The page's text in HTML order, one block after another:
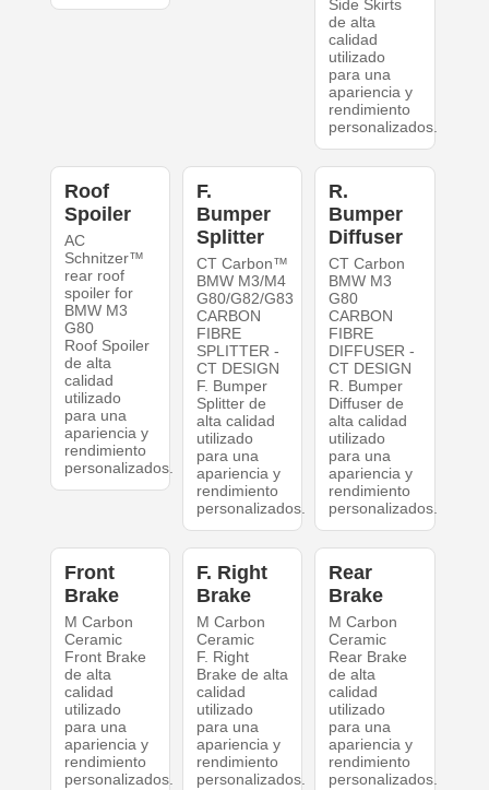
Side Skirts
de alta
calidad
utilizado
para una
apariencia y
rendimiento
personalizados.
Roof
Spoiler
AC
Schnitzer™
rear roof
spoiler for
BMW M3
G80
Roof Spoiler
de alta
calidad
utilizado
para una
apariencia y
rendimiento
personalizados.
F.
Bumper
Splitter
CT Carbon™
BMW M3/M4
G80/G82/G83
CARBON
FIBRE
SPLITTER -
CT DESIGN
F. Bumper
Splitter de
alta calidad
utilizado
para una
apariencia y
rendimiento
personalizados.
R.
Bumper
Diffuser
CT Carbon
BMW M3
G80
CARBON
FIBRE
DIFFUSER -
CT DESIGN
R. Bumper
Diffuser de
alta calidad
utilizado
para una
apariencia y
rendimiento
personalizados.
Front
Brake
M Carbon
Ceramic
Front Brake
de alta
calidad
utilizado
para una
apariencia y
rendimiento
personalizados.
F. Right
Brake
M Carbon
Ceramic
F. Right
Brake de alta
calidad
utilizado
para una
apariencia y
rendimiento
personalizados.
Rear
Brake
M Carbon
Ceramic
Rear Brake
de alta
calidad
utilizado
para una
apariencia y
rendimiento
personalizados.